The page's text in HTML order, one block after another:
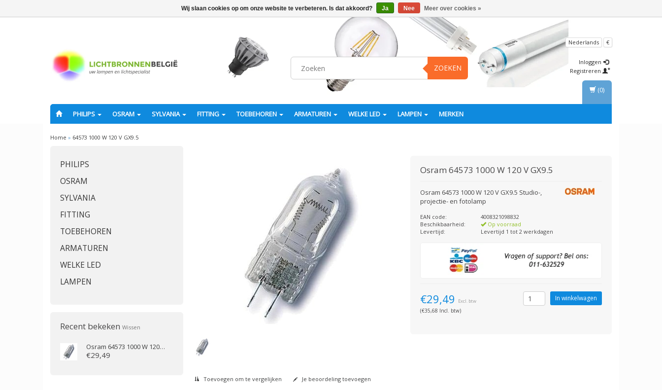
ZOEKEN
Nederlands €
Inloggen
Registreren
PHILIPS OSRAM SYLVANIA FITTING TOEBEHOREN ARMATUREN WELKE LED LAMPEN MERKEN
(0)
Home » 64573 1000 W 120 V GX9.5
PHILIPS
OSRAM
SYLVANIA
FITTING
TOEBEHOREN
ARMATUREN
WELKE LED
LAMPEN
Recent bekeken Wissen
Osram 64573 1000 W 120 V GX9.5
€29,49
Osram 64573 1000 W 120 V GX9.5
Osram 64573 1000 W 120 V GX9.5 Studio-,
projectie- en fotolamp
EAN code:
4008321098832
Beschikbaarheid:
Op voorraad
Levertijd:
Levertijd 1 tot 2 werkdagen
€29,49 Excl. btw
(€35,68 Incl. btw)
Toevoegen om te vergelijken Je beoordeling toevoegen
Wij slaan cookies op om onze website te verbeteren. Is dat akkoord? Ja Nee Meer over cookies »